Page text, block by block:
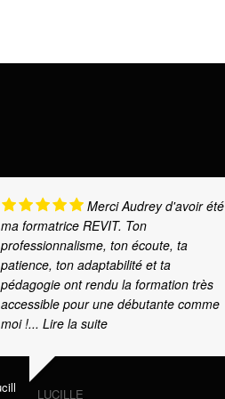
Merci Audrey d'avoir été
ma formatrice REVIT. Ton
professionnalisme, ton écoute, ta
patience, ton adaptabilité et ta
pédagogie ont rendu la formation très
accessible pour une débutante comme
moi !... Lire la suite
LUCILLE